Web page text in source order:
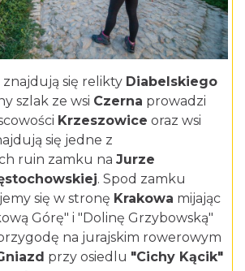
się relikty Diabelskiego
szlak ze wsi Czerna prowadzi
Krzeszowice oraz wsi
się jedne z
ruin zamku na Jurze
. Spod zamku
się w stronę Krakowa mijając
Górę" i "Dolinę Grzybowską"
na jurajskim rowerowym
przy osiedlu "Cichy Kącik"